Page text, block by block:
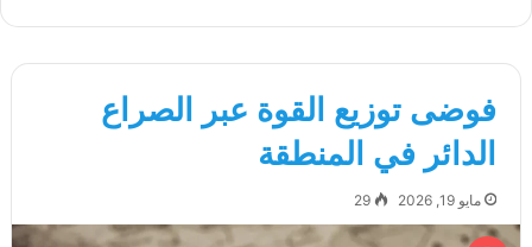
فوضى توزيع القوة عبر الصراع
الدائر في المنطقة
مايو 19, 2026 29